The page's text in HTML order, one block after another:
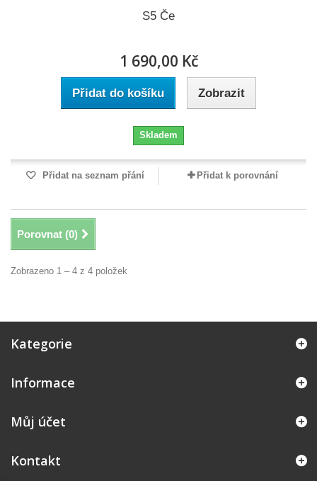
S5 Če
1 690,00 Kč
Přidat do košíku Zobrazit
Skladem
Přidat na seznam přání Přidat k porovnání
Porovnat (0)
Zobrazeno 1 – 4 z 4 položek
Kategorie
Informace
Můj účet
Kontakt